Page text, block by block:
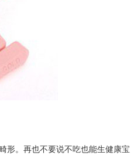
形。再也不要说不吃也能生健康宝